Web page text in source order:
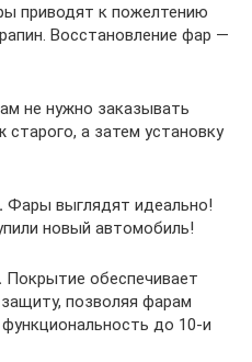
приводят к пожелтению
Восстановление фар —
не нужно заказывать
а затем установку
Фары выглядят идеально!
новый автомобиль!
Покрытие обеспечивает
позволяя фарам
до 10-и